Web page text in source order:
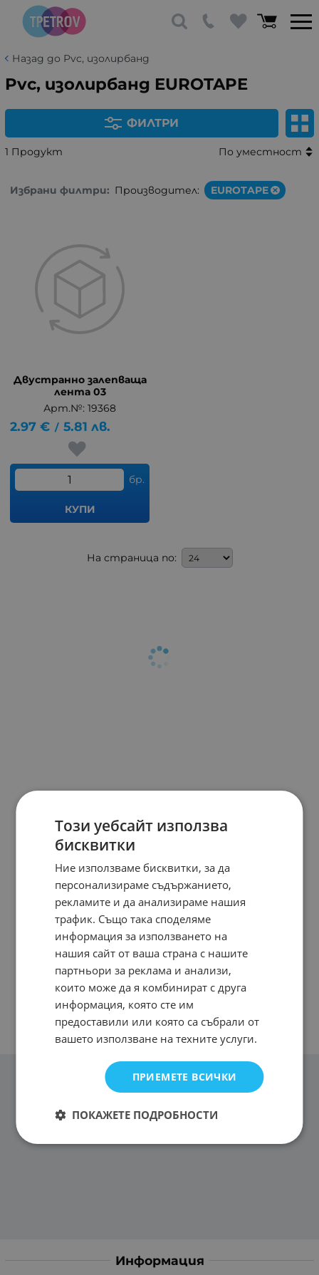
Назад до Pvc, изолирбанд
Pvc, изолирбанд EUROTAPE
ФИЛТРИ
1 Продукт По уместност
Избрани филтри: Производител: EUROTAPE
Двустранно залепваща
лента 03
Арт.№: 19368
2.97 € / 5.81 лв.
бр.
КУПИ
На страница по:
Информация
Този уебсайт използва
бисквитки
Ние използваме бисквитки, за да
персонализираме съдържанието,
рекламите и да анализираме нашия
трафик. Също така споделяме
информация за използването на
нашия сайт от ваша страна с нашите
партньори за реклама и анализи,
които може да я комбинират с друга
информация, която сте им
предоставили или която са събрали от
вашето използване на техните услуги.
ПРИЕМЕТЕ ВСИЧКИ
ПОКАЖЕТЕ ПОДРОБНОСТИ